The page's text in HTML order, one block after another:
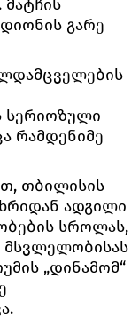
გარე
სერიოზული
რამდენიმე
თბილისის
ადგილი
სროლას,
მსვლელობისას
„დინამომ“